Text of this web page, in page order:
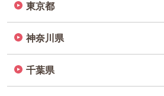
東京都
神奈川県
千葉県